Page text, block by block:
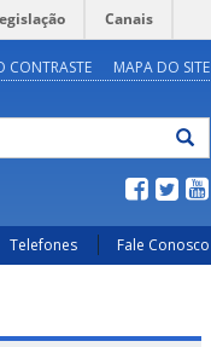
Canais
CONTRASTE MAPA DO SITE
Telefones Fale Conosco